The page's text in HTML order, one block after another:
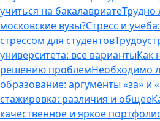
учиться на бакалавриатеТрудно
московские вузы?Стресс и
стрессом для студентов
университета: все вариантыКак
решению проблемНеобходимо
образование: аргументы «за» и
стажировка: различия и общее
качественное и яркое